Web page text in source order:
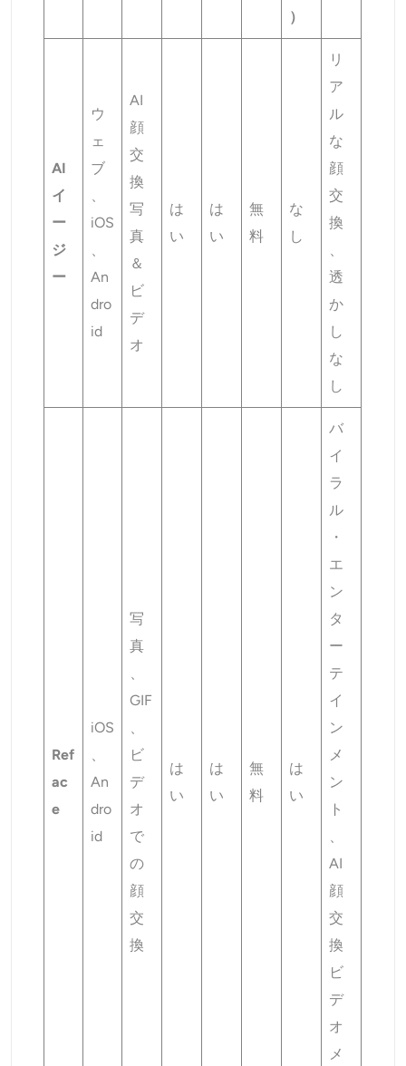
）
AI
イ
ー
ジ
ー
ウ
ェ
ブ
、
iOS
、
An
dro
id
AI
顔
交
換
写
真
＆
ビ
デ
オ
は
い
は
い
無
料
な
し
リ
ア
ル
な
顔
交
換
、
透
か
し
な
し
Ref
ac
e
iOS
、
An
dro
id
写
真
、
GIF
、
ビ
デ
オ
で
の
顔
交
換
は
い
は
い
無
料
は
い
バ
イ
ラ
ル
・
エ
ン
タ
ー
テ
イ
ン
メ
ン
ト
、
AI
顔
交
換
ビ
デ
オ
メ